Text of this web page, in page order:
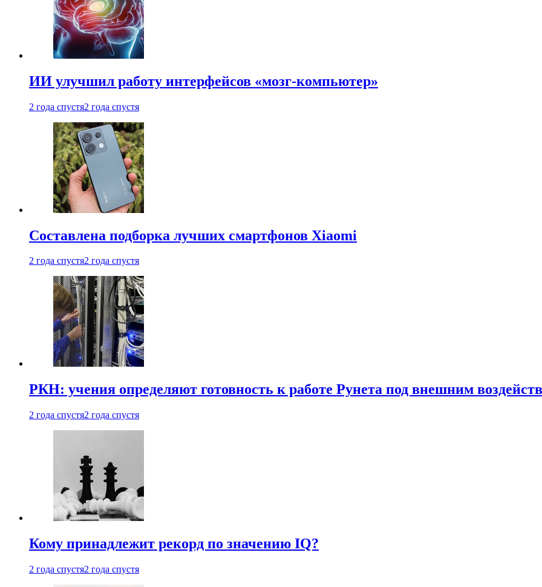
ИИ улучшил работу интерфейсов «мозг-компьютер»
2 года спустя2 года спустя
Составлена подборка лучших смартфонов Xiaomi
2 года спустя2 года спустя
РКН: учения определяют готовность к работе Рунета под внешним
2 года спустя2 года спустя
Кому принадлежит рекорд по значению IQ?
2 года спустя2 года спустя